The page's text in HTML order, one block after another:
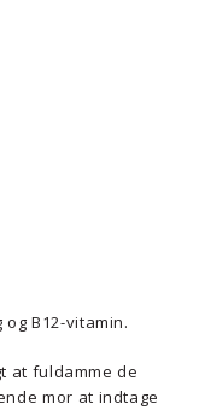
B12-vitamin.
at fuldamme de
mor at indtage